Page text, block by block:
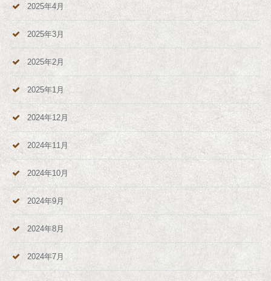
2025年4月
2025年3月
2025年2月
2025年1月
2024年12月
2024年11月
2024年10月
2024年9月
2024年8月
2024年7月